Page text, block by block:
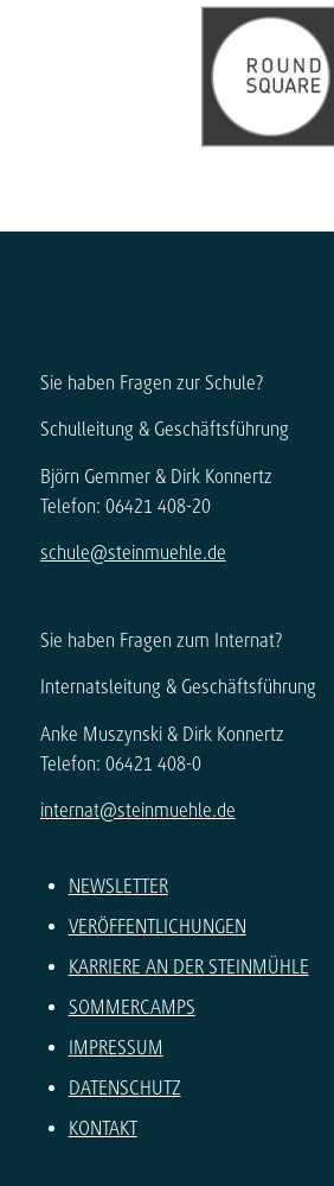
Sie haben Fragen zur Schule?
Schulleitung & Geschäftsführung
Björn Gemmer & Dirk Konnertz
Telefon: 06421 408-20
schule@steinmuehle.de
Sie haben Fragen zum Internat?
Internatsleitung & Geschäftsführung
Anke Muszynski & Dirk Konnertz
Telefon: 06421 408-0
internat@steinmuehle.de
NEWSLETTER
VERÖFFENTLICHUNGEN
KARRIERE AN DER STEINMÜHLE
SOMMERCAMPS
IMPRESSUM
DATENSCHUTZ
KONTAKT